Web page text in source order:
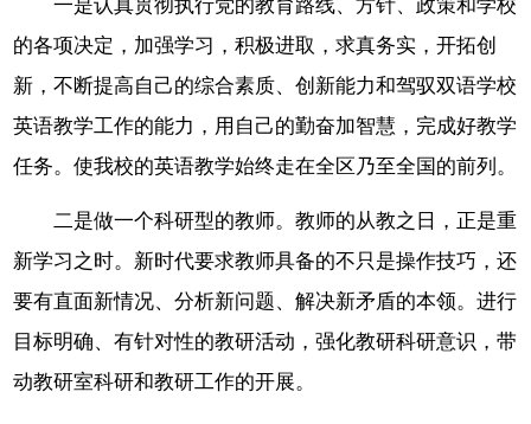
一是认真贯彻执行党的教育路线、方针、政策和学校
的各项决定，加强学习，积极进取，求真务实，开拓创
新，不断提高自己的综合素质、创新能力和驾驭双语学校
英语教学工作的能力，用自己的勤奋加智慧，完成好教学
任务。使我校的英语教学始终走在全区乃至全国的前列。
二是做一个科研型的教师。教师的从教之日，正是重
新学习之时。新时代要求教师具备的不只是操作技巧，还
要有直面新情况、分析新问题、解决新矛盾的本领。进行
目标明确、有针对性的教研活动，强化教研科研意识，带
动教研室科研和教研工作的开展。